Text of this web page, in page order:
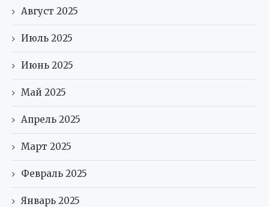
Август 2025
Июль 2025
Июнь 2025
Май 2025
Апрель 2025
Март 2025
Февраль 2025
Январь 2025